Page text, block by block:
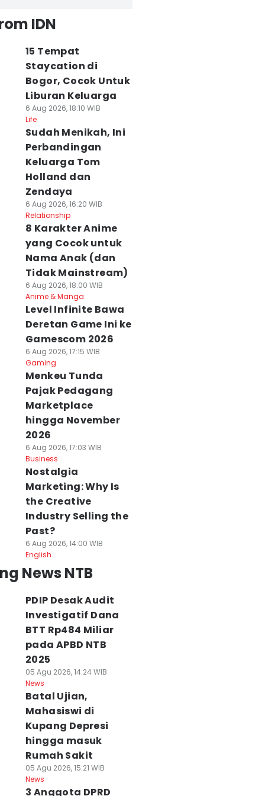
IDN
15 Tempat
Staycation di
Bogor, Cocok Untuk
Liburan Keluarga
6 Aug 2026, 18:10 WIB
Life
Sudah Menikah, Ini
Perbandingan
Keluarga Tom
Holland dan
Zendaya
6 Aug 2026, 16:20 WIB
Relationship
8 Karakter Anime
yang Cocok untuk
Nama Anak (dan
Tidak Mainstream)
6 Aug 2026, 18:00 WIB
Anime & Manga
Level Infinite Bawa
Deretan Game Ini ke
Gamescom 2026
6 Aug 2026, 17:15 WIB
Gaming
Menkeu Tunda
Pajak Pedagang
Marketplace
hingga November
2026
6 Aug 2026, 17:03 WIB
Business
Nostalgia
Marketing: Why Is
the Creative
Industry Selling the
Past?
6 Aug 2026, 14:00 WIB
English
News NTB
PDIP Desak Audit
Investigatif Dana
BTT Rp484 Miliar
pada APBD NTB
2025
05 Agu 2026, 14:24 WIB
News
Batal Ujian,
Mahasiswi di
Kupang Depresi
hingga masuk
Rumah Sakit
05 Agu 2026, 15:21 WIB
News
3 Anggota DPRD